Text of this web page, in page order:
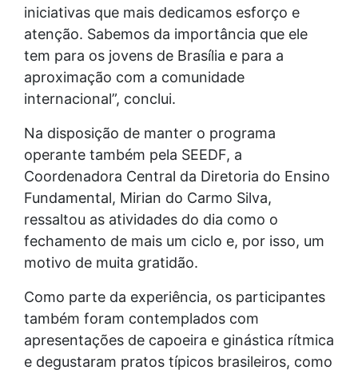
iniciativas que mais dedicamos esforço e
atenção. Sabemos da importância que ele
tem para os jovens de Brasília e para a
aproximação com a comunidade
internacional”, conclui.
Na disposição de manter o programa
operante também pela SEEDF, a
Coordenadora Central da Diretoria do Ensino
Fundamental, Mirian do Carmo Silva,
ressaltou as atividades do dia como o
fechamento de mais um ciclo e, por isso, um
motivo de muita gratidão.
Como parte da experiência, os participantes
também foram contemplados com
apresentações de capoeira e ginástica rítmica
e degustaram pratos típicos brasileiros, como